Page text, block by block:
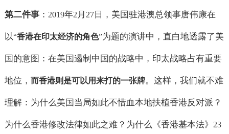
第二件事： 2019年2月 27日，美国驻港澳总领事唐伟康在
以“香港在印太经济的角色”为题的演讲中，直白地透露了美
国的意图：在美国遏制中国的战略中，印太战略占有重要
地位， 而香港则是可以用来打的一张牌。这样，我们就不难
理解：为什么美国当局如此不惜血本地扶植香港反对派？
为什么香港修改法律如此之难？为什么《香港基本法》 23